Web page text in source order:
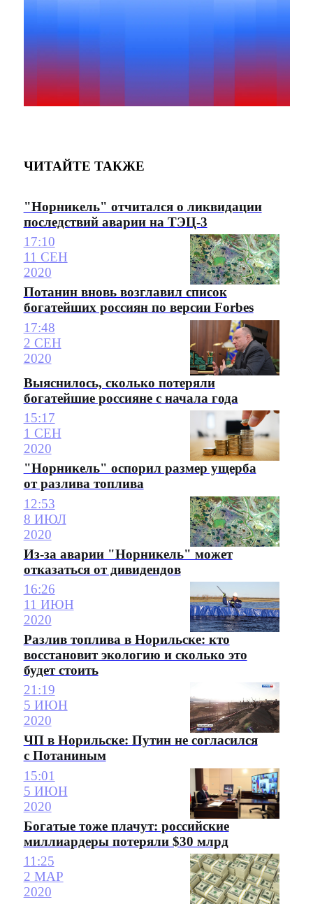
ЧИТАЙТЕ ТАКЖЕ
"Норникель" отчитался о ликвидации
последствий аварии на ТЭЦ-3
17:10
11 СЕН
2020
Потанин вновь возглавил список
богатейших россиян по версии Forbes
17:48
2 СЕН
2020
Выяснилось, сколько потеряли
богатейшие россияне с начала года
15:17
1 СЕН
2020
"Норникель" оспорил размер ущерба
от разлива топлива
12:53
8 ИЮЛ
2020
Из-за аварии "Норникель" может
отказаться от дивидендов
16:26
11 ИЮН
2020
Разлив топлива в Норильске: кто
восстановит экологию и сколько это
будет стоить
21:19
5 ИЮН
2020
ЧП в Норильске: Путин не согласился
с Потаниным
15:01
5 ИЮН
2020
Богатые тоже плачут: российские
миллиардеры потеряли $30 млрд
11:25
2 МАР
2020